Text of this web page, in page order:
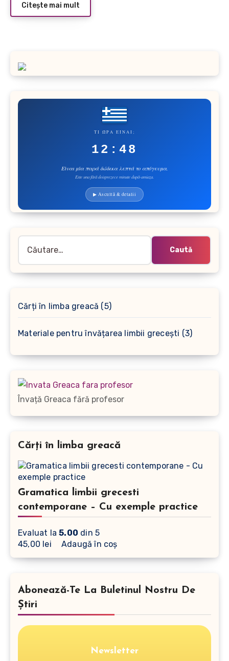
Citește mai mult
ΤΙ ΏΡΑ ΕΊΝΑΙ;
12:48
Είναι μία παρά δώδεκα λεπτά το απόγευμα.
Este una fără doisprezece minute după-amiaza.
▶ Ascultă & detalii
după:
Cărți în limba greacă 55
produse
Materiale pentru învățarea limbii grecești
33
Învață Greaca fără profesor
Cărți în limba greacă
Gramatica limbii grecesti
contemporane – Cu exemple practice
Evaluat la5.00 din 5
45,00 lei Adaugă în coș
Abonează-Te La Buletinul Nostru De
Știri
Newsletter